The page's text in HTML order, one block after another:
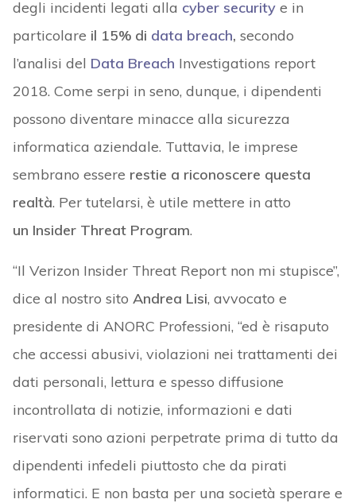
degli incidenti legati alla cyber securitye in
particolare il 15% di data breach, secondo
l’analisi del Data Breach Investigations report
2018. Come serpi in seno, dunque, i dipendenti
possono diventare minacce alla sicurezza
informatica aziendale. Tuttavia, le imprese
sembrano essere restie a riconoscere questa
realtà. Per tutelarsi, è utile mettere in atto
un Insider Threat Program.
“Il Verizon Insider Threat Report non mi stupisce”,
dice al nostro sito Andrea Lisi, avvocato e
presidente di ANORC Professioni, “ed è risaputo
che accessi abusivi, violazioni nei trattamenti dei
dati personali, lettura e spesso diffusione
incontrollata di notizie, informazioni e dati
riservati sono azioni perpetrate prima di tutto da
dipendenti infedeli piuttosto che da pirati
informatici. E non basta per una società sperare e